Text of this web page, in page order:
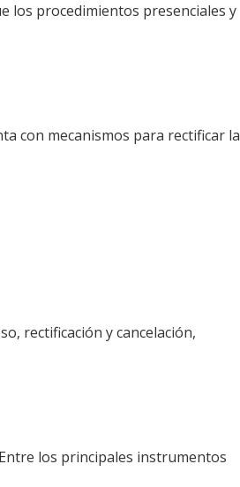
los procedimientos presenciales y
con mecanismos para rectificar la
rectificación y cancelación,
los principales instrumentos